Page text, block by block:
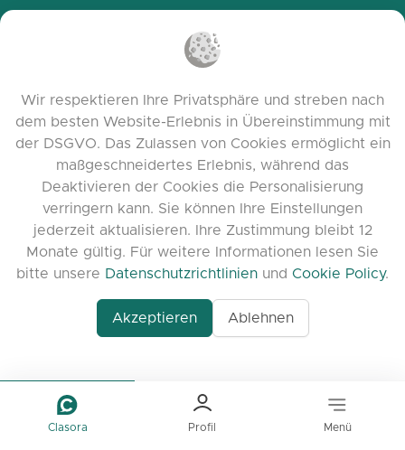
Clasora Profil Menü
Kontaktieren Sie uns
Discord
NÜTZLICHE LINKS
Datenschutzrichtlinien
Cookie-Richtlinien
Release Notes
Wir respektieren Ihre Privatsphäre und streben nach
dem besten Website-Erlebnis in Übereinstimmung mit
der DSGVO. Das Zulassen von Cookies ermöglicht ein
maßgeschneidertes Erlebnis, während das
Deaktivieren der Cookies die Personalisierung
verringern kann. Sie können Ihre Einstellungen
jederzeit aktualisieren. Ihre Zustimmung bleibt 12
Monate gültig. Für weitere Informationen lesen Sie
bitte unsere Datenschutzrichtlinien und Cookie Policy.
Akzeptieren Ablehnen